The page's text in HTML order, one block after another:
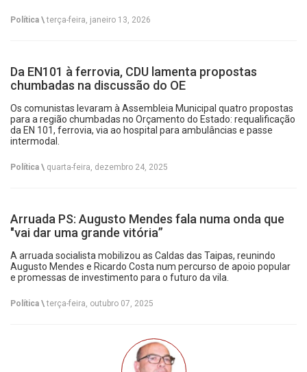
Política \terça-feira, janeiro 13, 2026
Da EN101 à ferrovia, CDU lamenta propostas
chumbadas na discussão do OE
Os comunistas levaram à Assembleia Municipal quatro propostas
para a região chumbadas no Orçamento do Estado: requalificação
da EN 101, ferrovia, via ao hospital para ambulâncias e passe
intermodal.
Política \ quarta-feira, dezembro 24, 2025
Arruada PS: Augusto Mendes fala numa onda que
"vai dar uma grande vitória”
A arruada socialista mobilizou as Caldas das Taipas, reunindo
Augusto Mendes e Ricardo Costa num percurso de apoio popular
e promessas de investimento para o futuro da vila.
Política \terça-feira, outubro 07, 2025